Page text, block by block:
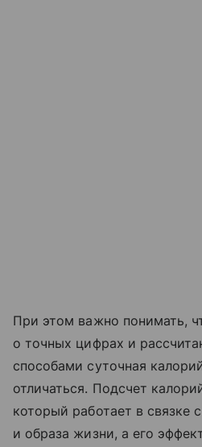
При этом важно понимать,
о точных цифрах и
способами суточная
отличаться. Подсчет
который работает в связке
и образа жизни, а его